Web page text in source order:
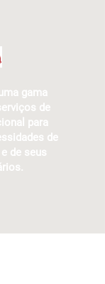
gama
de
para
de
de seus